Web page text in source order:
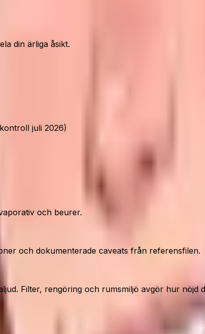
din ärliga åsikt.
juli 2026)
och beurer.
och dokumenterade caveats från referensfilen.
Filter, rengöring och rumsmiljö avgör hur nöjd